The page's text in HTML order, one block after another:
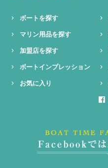
ボートを探す
マリン用品を探す
加盟店を探す
ボートインプレッション
お気に入り